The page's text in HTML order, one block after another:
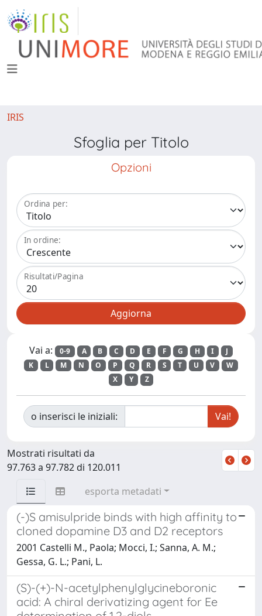
IRIS
Sfoglia per Titolo
Opzioni
Ordina per:
In ordine:
Risultati/Pagina
Vai a: 0-9 A B C D E F G H I
J
K
L M N O P Q R S T U V
W
X
Y Z
o inserisci le iniziali:
Mostrati risultati da
97.763 a 97.782 di 120.011
esporta metadati
(-)S amisulpride binds with high affinity to
cloned dopamine D3 and D2 receptors
2001 Castelli M., Paola; Mocci, I.; Sanna, A. M.;
Gessa, G. L.; Pani, L.
(S)-(+)-N-acetylphenylglycineboronic
acid: A chiral derivatizing agent for Ee